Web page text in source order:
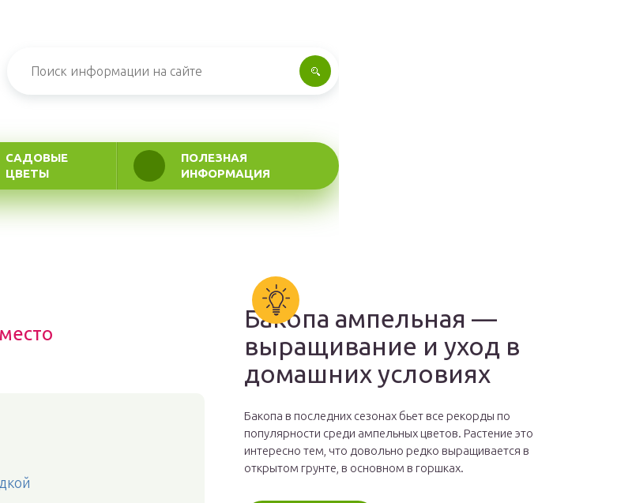
САДОВЫЕ
ЦВЕТЫ
ПОЛЕЗНАЯ
ИНФОРМАЦИЯ
Бакопа ампельная —
выращивание и уход в
домашних условиях
Бакопа в последних сезонах бьет все рекорды по
популярности среди ампельных цветов. Растение это
интересно тем, что довольно редко выращивается в
открытом грунте, в основном в горшках.